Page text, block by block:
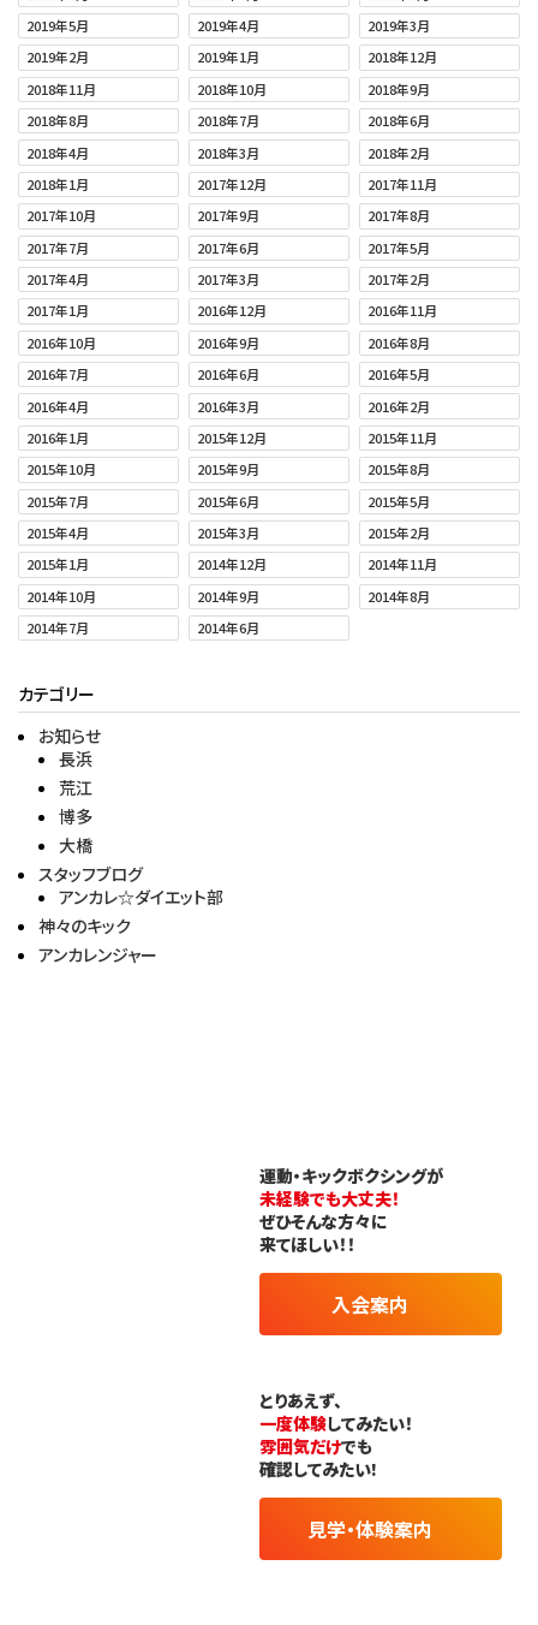
2019年5月
2019年4月
2019年3月
2019年2月
2019年1月
2018年12月
2018年11月
2018年10月
2018年9月
2018年8月
2018年7月
2018年6月
2018年4月
2018年3月
2018年2月
2018年1月
2017年12月
2017年11月
2017年10月
2017年9月
2017年8月
2017年7月
2017年6月
2017年5月
2017年4月
2017年3月
2017年2月
2017年1月
2016年12月
2016年11月
2016年10月
2016年9月
2016年8月
2016年7月
2016年6月
2016年5月
2016年4月
2016年3月
2016年2月
2016年1月
2015年12月
2015年11月
2015年10月
2015年9月
2015年8月
2015年7月
2015年6月
2015年5月
2015年4月
2015年3月
2015年2月
2015年1月
2014年12月
2014年11月
2014年10月
2014年9月
2014年8月
2014年7月
2014年6月
カテゴリー
お知らせ
長浜
荒江
博多
大橋
スタッフブログ
アンカレ☆ダイエット部
神々のキック
アンカレンジャー
運動・キックボクシングが
未経験でも大丈夫！
ぜひそんな方々に
来てほしい！！
入会案内
とりあえず、
一度体験してみたい！
雰囲気だけでも
確認してみたい!
見学・体験案内